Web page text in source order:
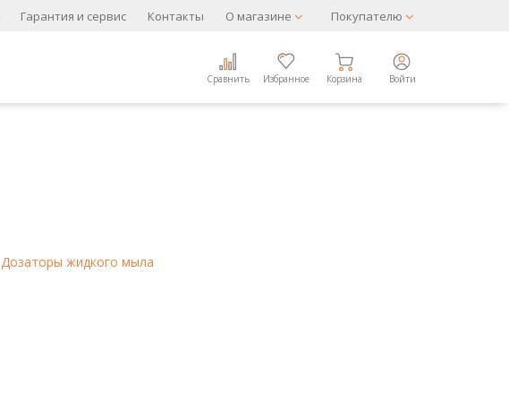
Гарантия и сервис Контакты О магазине Покупателю
Сравнить Избранное Корзина Войти
Дозаторы жидкого мыла